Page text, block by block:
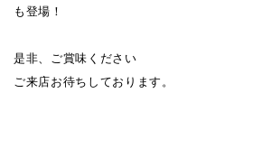
も登場！
是非、ご賞味ください
ご来店お待ちしております。